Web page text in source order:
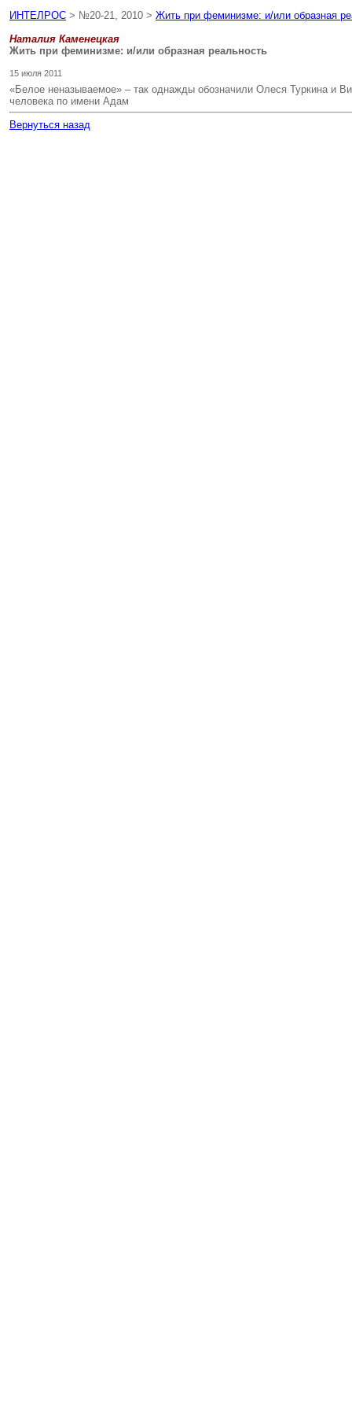
ИНТЕЛРОС > №20-21, 2010 > Жить при феминизме: и/или образная
Наталия Каменецкая
Жить при феминизме: и/или образная реальность
15 июля 2011
«Белое неназываемое» – так однажды обозначили Олеся Туркина и
человека по имени Адам
Вернуться назад